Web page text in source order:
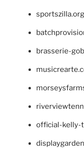
sportszilla.org
brasserie-
official-kelly-